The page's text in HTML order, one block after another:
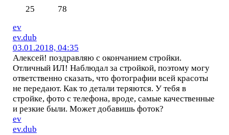
25
78
ev
ev.dub
03.01.2018, 04:35
Алексей! поздравляю с окончанием стройки.
Отличный ИЛ! Наблюдал за стройкой, поэтому могу
ответственно сказать, что фотографии всей красоты
не передают. Как то детали теряются. У тебя в
стройке, фото с телефона, вроде, самые качественные
и резкие были. Может добавишь фоток?
ev
ev.dub